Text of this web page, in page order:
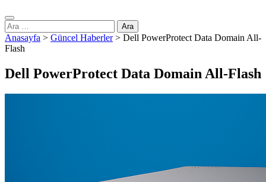
Arama:
Anasayfa > Güncel Haberler> Dell PowerProtect Data Domain All-
Flash
Dell PowerProtect Data Domain All-Flash